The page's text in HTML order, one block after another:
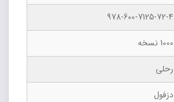
978-600-7125-72-4
1000 نسخه
رحلی
دزفول